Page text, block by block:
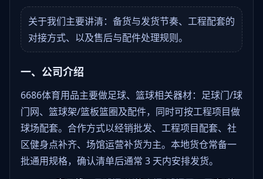
关于我们主要讲清：备货与发货节奏、工程配套的
对接方式、以及售后与配件处理规则。
一、公司介绍
6686体育用品主要做足球、篮球相关器材：足球门/球
门网、篮球架/篮板篮圈及配件，同时可按工程项目做
球场配套。合作方式以经销批发、工程项目配套、社
区健身点补齐、场馆运营补货为主。本地货仓常备一
批通用规格，确认清单后通常 3 天内安排发货。